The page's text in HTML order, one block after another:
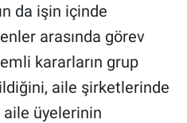
da işin içinde
arasında görev
kararların grup
aile şirketlerinde
aile üyelerinin